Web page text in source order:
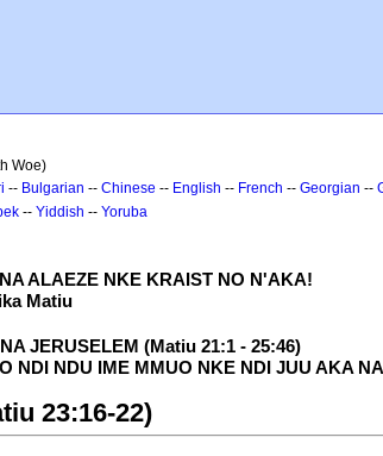
Woe)
-- Bulgarian -- Chinese -- English -- French -- Georgian --
-- Yiddish -- Yoruba
ALAEZE NKE KRAIST NO N'AKA!
Matiu
JERUSELEM (Matiu 21:1 - 25:46)
NDI NDU IME MMUO NKE NDI JUU AKA
23:16-22)